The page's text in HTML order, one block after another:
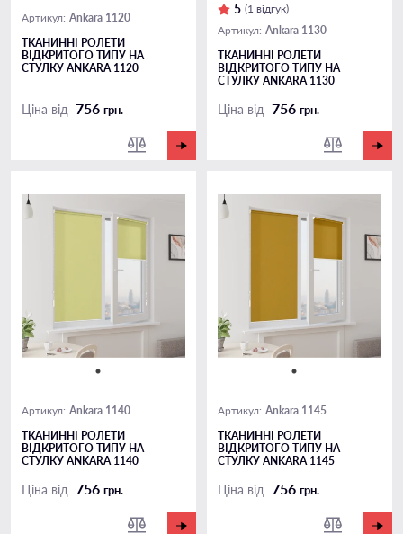
Артикул: Ankara 1120
ТКАНИННІ РОЛЕТИ
ВІДКРИТОГО ТИПУ НА
СТУЛКУ ANKARA 1120
Ціна від 756 грн.
5 (1 відгук)
Артикул: Ankara 1130
ТКАНИННІ РОЛЕТИ
ВІДКРИТОГО ТИПУ НА
СТУЛКУ ANKARA 1130
Ціна від 756 грн.
Артикул: Ankara 1140
ТКАНИННІ РОЛЕТИ
ВІДКРИТОГО ТИПУ НА
СТУЛКУ ANKARA 1140
Ціна від 756 грн.
Артикул: Ankara 1145
ТКАНИННІ РОЛЕТИ
ВІДКРИТОГО ТИПУ НА
СТУЛКУ ANKARA 1145
Ціна від 756 грн.